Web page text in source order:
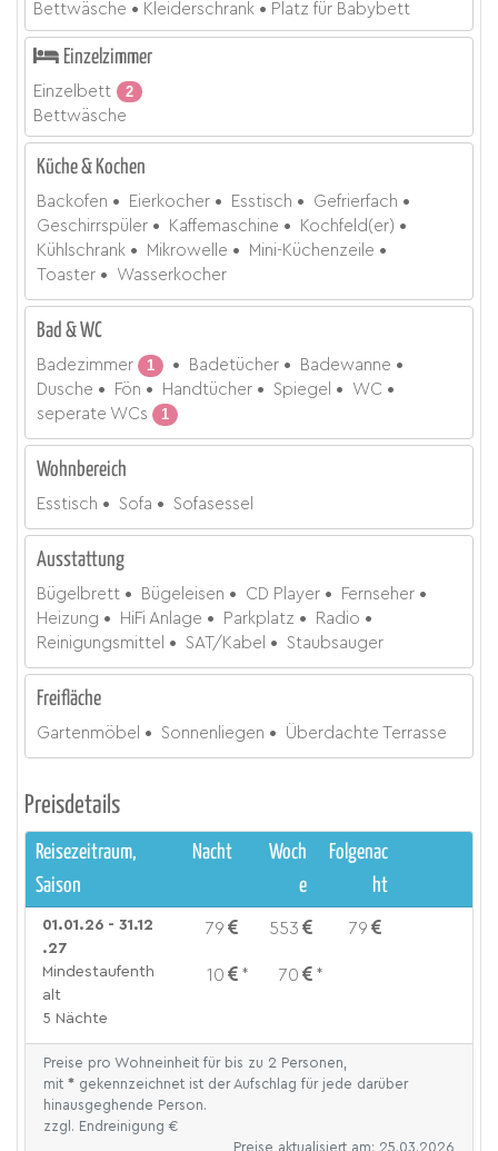
Bettwäsche
Kleiderschrank Platz für Babybett
Einzelzimmer
Einzelbett
2
Bettwäsche
Küche & Kochen
Backofen Eierkocher Esstisch
Gefrierfach
Geschirrspüler
Kaffemaschine
Kochfeld(er)
Kühlschrank
Mikrowelle
Mini-Küchenzeile
Toaster
Wasserkocher
Bad & WC
Badezimmer 1 Badetücher
Badewanne
Dusche
Fön Handtücher Spiegel
WC
seperate WCs 1
Wohnbereich
Esstisch Sofa Sofasessel
Ausstattung
Bügelbrett Bügeleisen CD Player
Fernseher
Heizung
HiFi Anlage Parkplatz
Radio
Reinigungsmittel
SAT/Kabel Staubsauger
Freifläche
Gartenmöbel Sonnenliegen Überdachte Terrasse
Preisdetails
Reisezeitraum,
Saison
Nacht
Woch
e
Folgenac
ht
01.01.26 - 31.12
.27
79 553 79
Mindestaufenth
alt
5 Nächte
10 * 70 *
Preise pro Wohneinheit für bis zu 2 Personen,
mit* gekennzeichnet ist der Aufschlag für jede darüber
hinausgeghende Person.
zzgl. Endreinigung €
Preise aktualisiert am: 25.03.2026